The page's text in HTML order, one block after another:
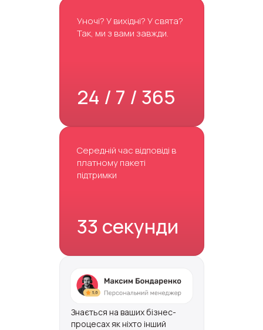
Уночі? У вихідні? У свята?
Так, ми з вами завжди.
24 / 7 / 365
Середній час відповіді в
платному пакеті
підтримки
33 секунди
Знається на ваших бізнес-
процесах як ніхто інший